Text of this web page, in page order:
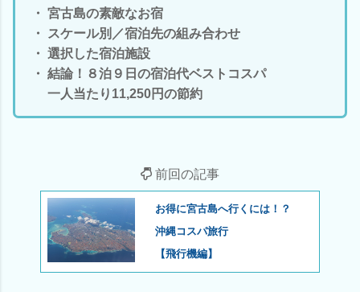
・ 宮古島の素敵なお宿
・ スケール別／宿泊先の組み合わせ
・ 選択した宿泊施設
・ 結論！８泊９日の宿泊代ベストコスパ
一人当たり11,250円の節約
前回の記事
お得に宮古島へ行くには！？
沖縄コスパ旅行
【飛行機編】